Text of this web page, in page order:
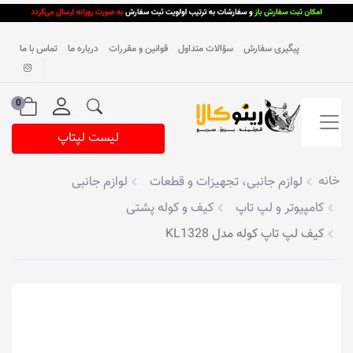
پیگیری سفارش سؤالات متداول قوانین و مقررات درباره ما تماس با ما
0
لیست لپتاپ
خانه لوازم جانبی، تجهیزات و قطعات
لوازم جانبی
کامپیوتر و لپ تاپ
کیف و کوله پشتی
کیف لپ تاپ کوله مدل KL1328